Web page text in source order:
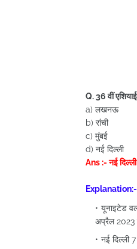
Q. 36 वीं
a) लखनऊ
b) रांची
c) मुंबई
d) नई दिल्ली
Ans :- नई दिल्ली
Explanation:-
यूनाइटेड
अप्रैल 2023
नई दिल्ली